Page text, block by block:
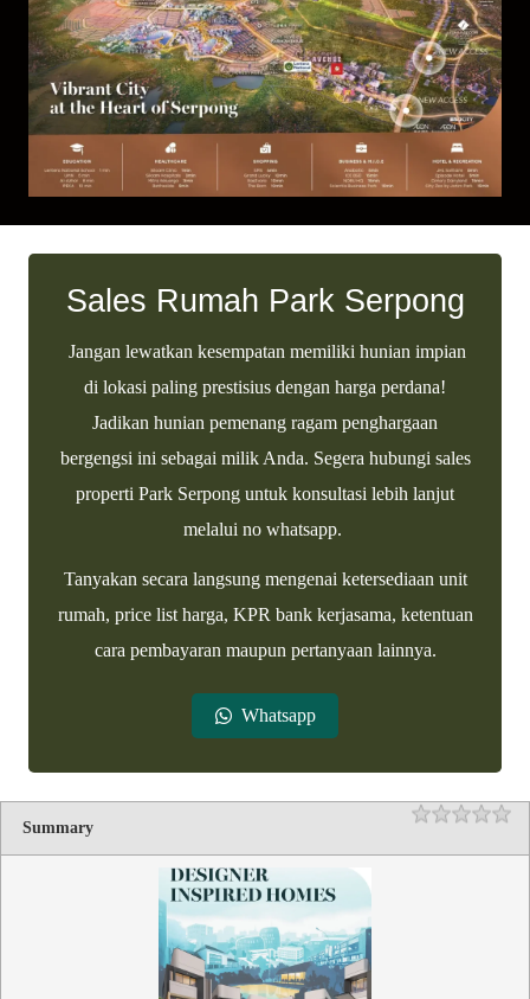
Sales Rumah Park Serpong
Jangan lewatkan kesempatan memiliki hunian impian
di lokasi paling prestisius dengan harga perdana!
Jadikan hunian pemenang ragam penghargaan
bergengsi ini sebagai milik Anda. Segera hubungi sales
properti Park Serpong untuk konsultasi lebih lanjut
melalui no whatsapp.
Tanyakan secara langsung mengenai ketersediaan unit
rumah, price list harga, KPR bank kerjasama, ketentuan
cara pembayaran maupun pertanyaan lainnya.
Whatsapp
Summary Rating